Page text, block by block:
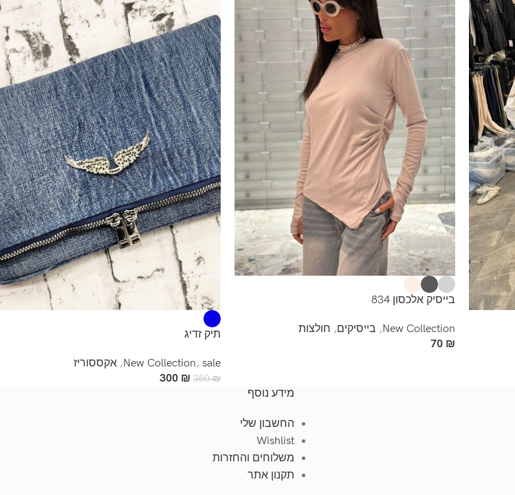
בייסיק אלכסון 834
New Collection
, בייסיקים, חולצות
70 ₪
תיק זדיג
New Collection, sale
, אקססוריז
350₪
300 ₪
מידע נוסף
החשבון שלי
Wishlist
משלוחים והחזרות
תקנון אתר